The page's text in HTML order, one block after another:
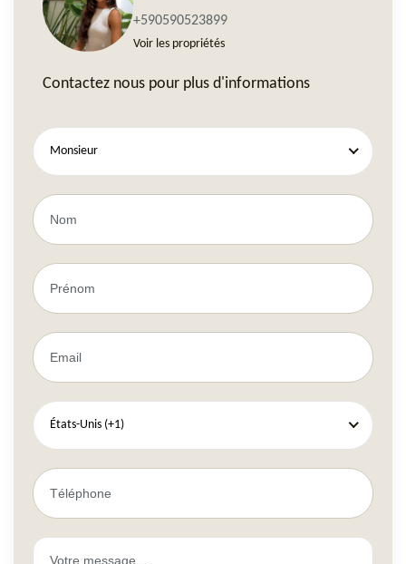
+590590523899
Voir les propriétés
Contactez nous pour plus d'informations
Monsieur
États-Unis (+1)